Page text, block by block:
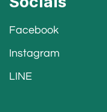
Facebook
Instagram
LINE